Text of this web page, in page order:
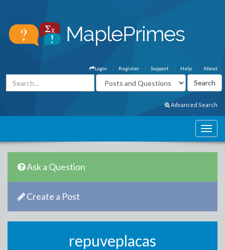
About
Help
Support
Register
Login
Advanced Search
Ask a Question
Create a Post
repuveplacas